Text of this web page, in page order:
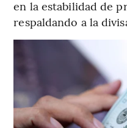
en la estabilidad de
respaldando a la